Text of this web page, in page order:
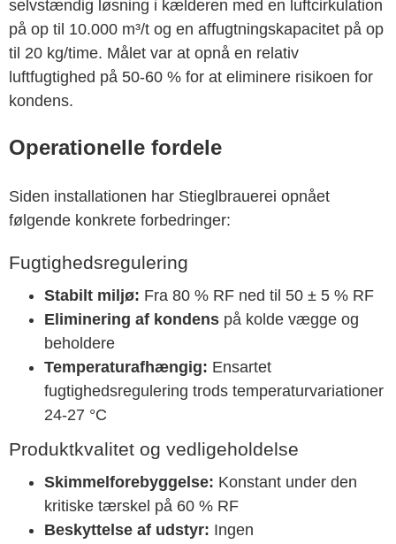
selvstændig løsning i kælderen med en luftcirkulation
på op til 10.000 m³/t og en affugtningskapacitet på op
til 20 kg/time. Målet var at opnå en relativ
luftfugtighed på 50-60 % for at eliminere risikoen for
kondens.
Operationelle fordele
Siden installationen har Stieglbrauerei opnået
følgende konkrete forbedringer:
Fugtighedsregulering
Stabilt miljø: Fra 80 % RF ned til 50 ± 5 % RF
Eliminering af kondens på kolde vægge og
beholdere
Temperaturafhængig: Ensartet
fugtighedsregulering trods temperaturvariationer
24-27 °C
Produktkvalitet og vedligeholdelse
Skimmelforebyggelse: Konstant under den
kritiske tærskel på 60 % RF
Beskyttelse af udstyr: Ingen